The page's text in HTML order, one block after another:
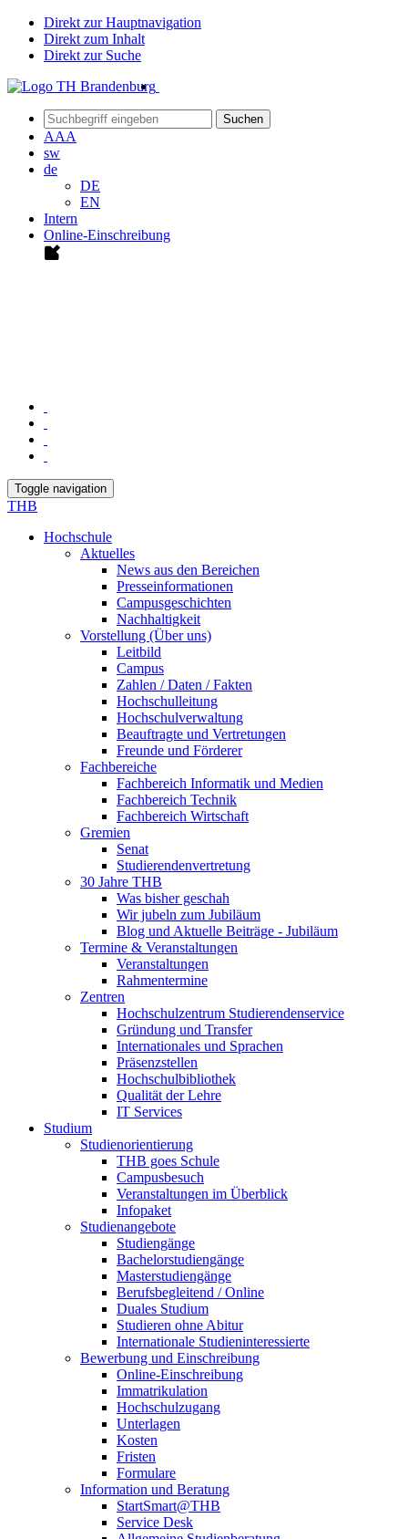
Direkt zur Hauptnavigation
Direkt zum Inhalt
Direkt zur Suche
Suchen
AAA
sw
de
DE
EN
Intern
Online-Einschreibung
Toggle navigation
THB
Hochschule
Aktuelles
News aus den Bereichen
Presseinformationen
Campusgeschichten
Nachhaltigkeit
Vorstellung (Über uns)
Leitbild
Campus
Zahlen / Daten / Fakten
Hochschulleitung
Hochschulverwaltung
Beauftragte und Vertretungen
Freunde und Förderer
Fachbereiche
Fachbereich Informatik und Medien
Fachbereich Technik
Fachbereich Wirtschaft
Gremien
Senat
Studierendenvertretung
30 Jahre THB
Was bisher geschah
Wir jubeln zum Jubiläum
Blog und Aktuelle Beiträge - Jubiläum
Termine & Veranstaltungen
Veranstaltungen
Rahmentermine
Zentren
Hochschulzentrum Studierendenservice
Gründung und Transfer
Internationales und Sprachen
Präsenzstellen
Hochschulbibliothek
Qualität der Lehre
IT Services
Studium
Studienorientierung
THB goes Schule
Campusbesuch
Veranstaltungen im Überblick
Infopaket
Studienangebote
Studiengänge
Bachelorstudiengänge
Masterstudiengänge
Berufsbegleitend / Online
Duales Studium
Studieren ohne Abitur
Internationale Studieninteressierte
Bewerbung und Einschreibung
Online-Einschreibung
Immatrikulation
Hochschulzugang
Unterlagen
Kosten
Fristen
Formulare
Information und Beratung
StartSmart@THB
Service Desk